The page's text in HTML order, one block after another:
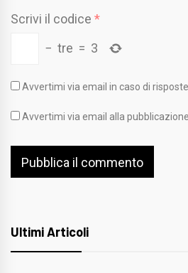
Scrivi il codice *
− tre = 3
Avvertimi via email in caso di
Avvertimi via email alla
Ultimi Articoli